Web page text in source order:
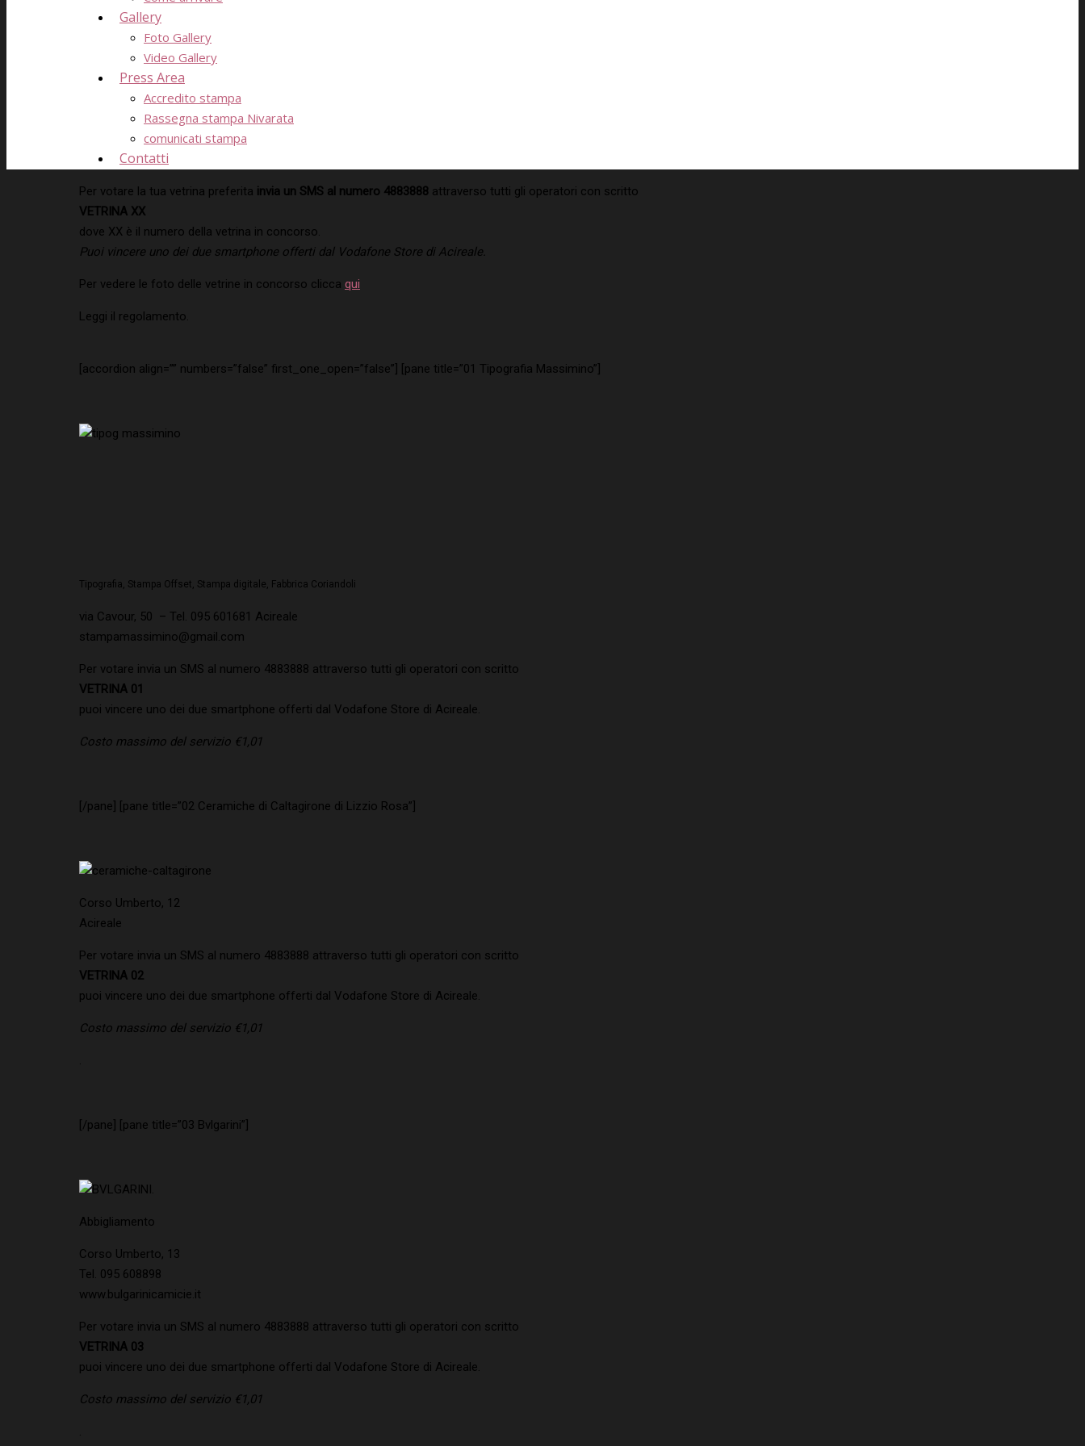
Gallery
Foto Gallery
Video Gallery
Press Area
Accredito stampa
Rassegna stampa Nivarata
comunicati stampa
Contatti
Per votare la tua vetrina preferita invia un SMS al numero 4883888 attraverso tutti gli operatori con scritto
VETRINA XX
dove XX è il numero della vetrina in concorso.
Puoi vincere uno dei due smartphone offerti dal Vodafone Store di Acireale.
Per vedere le foto delle vetrine in concorso clicca qui
Leggi il regolamento.
[accordion align=”” numbers=”false” first_one_open=”false”] [pane title=”01 Tipografia Massimino”]
Tipografia, Stampa Offset, Stampa digitale, Fabbrica Coriandoli
via Cavour, 50 – Tel. 095 601681 Acireale
stampamassimino@gmail.com
Per votare invia un SMS al numero 4883888 attraverso tutti gli operatori con scritto
VETRINA 01
puoi vincere uno dei due smartphone offerti dal Vodafone Store di Acireale.
Costo massimo del servizio €1,01
[/pane] [pane title=”02 Ceramiche di Caltagirone di Lizzio Rosa”]
Corso Umberto, 12
Acireale
Per votare invia un SMS al numero 4883888 attraverso tutti gli operatori con scritto
VETRINA 02
puoi vincere uno dei due smartphone offerti dal Vodafone Store di Acireale.
Costo massimo del servizio €1,01
.
[/pane] [pane title=”03 Bvlgarini”]
.
Abbigliamento
Corso Umberto, 13
Tel. 095 608898
www.bulgarinicamicie.it
Per votare invia un SMS al numero 4883888 attraverso tutti gli operatori con scritto
VETRINA 03
puoi vincere uno dei due smartphone offerti dal Vodafone Store di Acireale.
Costo massimo del servizio €1,01
.